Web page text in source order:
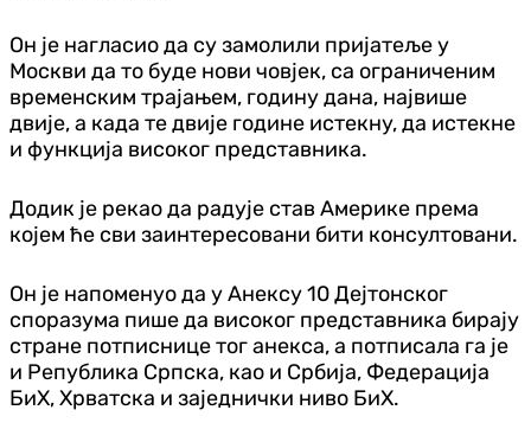
Он је нагласио да су замолили пријатеље у
Москви да то буде нови човјек, са ограниченим
временским трајањем, годину дана, највише
двије, а када те двије године истекну, да истекне
и функција високог представника.
Додик је рекао да радује став Америке према
којем ће сви заинтересовани бити консултовани.
Он је напоменуо да у Анексу 10 Дејтонског
споразума пише да високог представника бирају
стране потписнице тог анекса, а потписала га је
и Република Српска, као и Србија, Федерација
БиХ, Хрватска и заједнички ниво БиХ.